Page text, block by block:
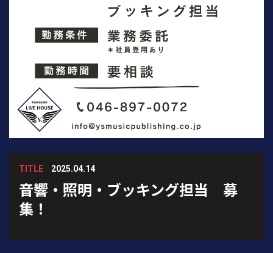
TITLE 2025.04.14
音響・照明・ブッキング担当 募
集！